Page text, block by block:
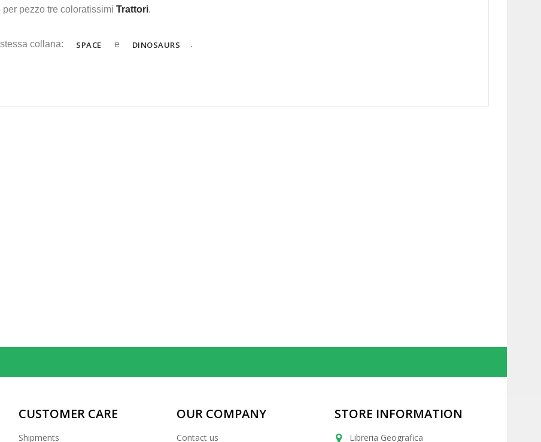
per pezzo tre coloratissimi Trattori.
collana: SPACE e DINOSAURS .
CUSTOMER CARE
Shipments
OUR COMPANY
Contact us
STORE INFORMATION
Libreria Geografica